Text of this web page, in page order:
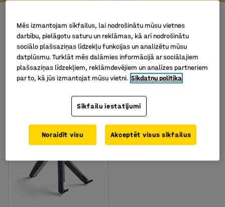
Portatīvo datoru statīvi
Filtrēt Šķirot
Mēs izmantojam sīkfailus, lai nodrošinātu mūsu vietnes
darbību, pielāgotu saturu un reklāmas, kā arī nodrošinātu
sociālo plašsaziņas līdzekļu funkcijas un analizētu mūsu
datplūsmu. Turklāt mēs dalāmies informācijā ar sociālajiem
plašsaziņas līdzekļiem, reklāmdevējiem un analīzes partneriem
par to, kā jūs izmantojat mūsu vietni. Sīkdatņu politika
Sīkfailu iestatījumi
Noraidīt visu Akceptēt visus sīkfailus